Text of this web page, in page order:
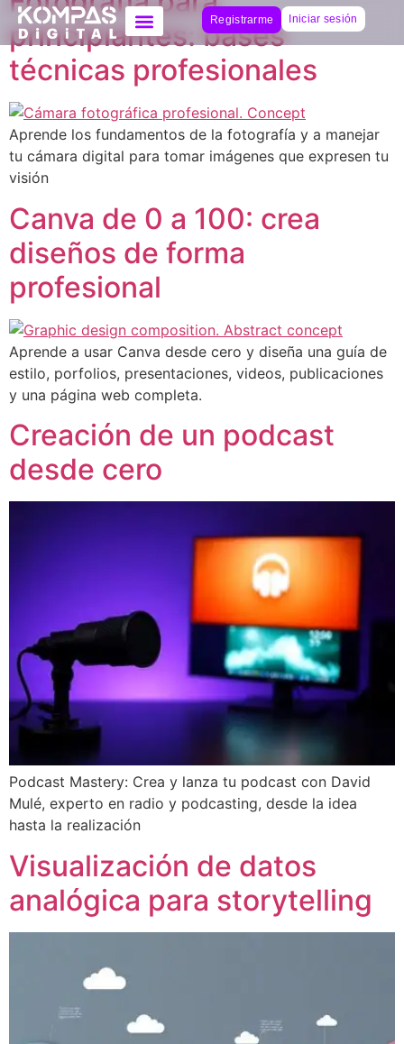
Registrarme Iniciar sesión
principiantes: bases
técnicas profesionales
Aprende los fundamentos de la fotografía y a manejar
tu cámara digital para tomar imágenes que expresen tu
visión
Canva de 0 a 100: crea
diseños de forma
profesional
Aprende a usar Canva desde cero y diseña una guía de
estilo, porfolios, presentaciones, videos, publicaciones
y una página web completa.
Creación de un podcast
desde cero
Podcast Mastery: Crea y lanza tu podcast con David
Mulé, experto en radio y podcasting, desde la idea
hasta la realización
Visualización de datos
analógica para storytelling